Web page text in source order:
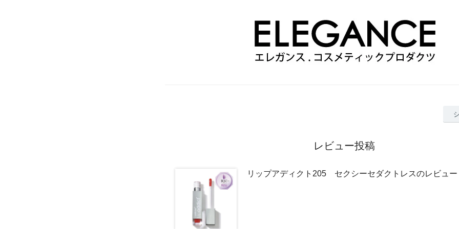
レビュー投稿
リップアディクト205 セクシーセダクトレスのレビュー